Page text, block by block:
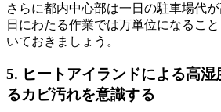
さらに都内中心部は一日の駐車場代
日にわたる作業では万単位になるこ
いておきましょう。
5. ヒートアイランドによる高
るカビ汚れを意識する